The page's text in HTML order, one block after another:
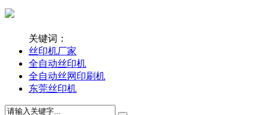
关键词：
丝印机厂家
全自动丝印机
全自动丝网印刷机
东莞丝印机